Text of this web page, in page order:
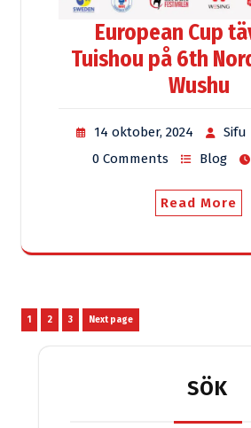
European Cup
Tuishou på 6th
Wushu
14 oktober, 2024
Sifu
0 Comments
Blog
Read More
Sidnumrering
för
Page
1 Page
2 Page
3 Next page
SÖK